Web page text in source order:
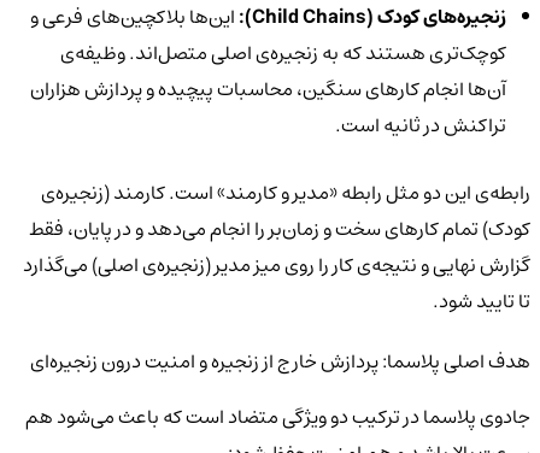
زنجیره‌های کودک (Child Chains
):این‌ها بلاکچین‌های فرعی و
کوچک‌تری هستند که به زنجیره‌ی اصلی متصل‌اند. وظیفه‌ی
آن‌ها انجام کارهای سنگین، محاسبات پیچیده و پردازش هزاران
تراکنش در ثانیه است.
رابطه‌ی این دو مثل رابطه «مدیر و کارمند» است. کارمند (زنجیره‌ی
کودک) تمام کارهای سخت و زمان‌بر را انجام می‌دهد و در پایان، فقط
گزارش نهایی و نتیجه‌ی کار را روی میز مدیر (زنجیره‌ی اصلی) می‌گذارد
تا تایید شود.
هدف اصلی پلاسما: پردازش خارج از زنجیره و امنیت درون زنجیره‌ای
جادوی پلاسما در ترکیب دو ویژگی متضاد است که باعث می‌شود هم